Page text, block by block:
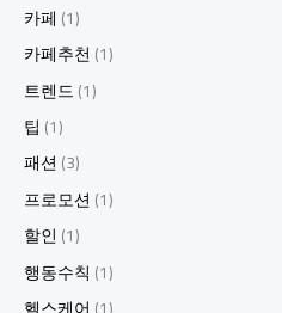
카페 (1)
카페추천(1)
트렌드(1)
팁 (1)
패션(3)
프로모션(1)
할인(1)
행동수칙 (1)